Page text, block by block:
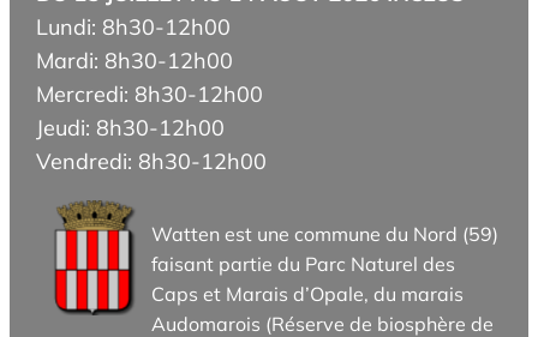
Lundi: 8h30-12h00
Mardi: 8h30-12h00
Mercredi: 8h30-12h00
Jeudi: 8h30-12h00
Vendredi: 8h30-12h00
Watten est une commune du Nord (59)
faisant partie du Parc Naturel des
Caps et Marais d’Opale, du marais
Audomarois (Réserve de biosphère de